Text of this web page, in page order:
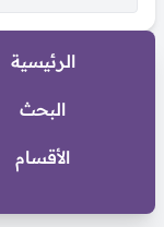
الرئيسية
البحث
الأقسام